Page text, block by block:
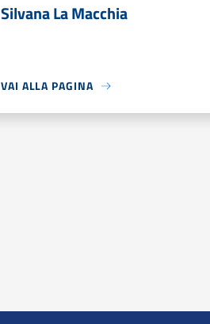
Silvana La Macchia
VAI ALLA PAGINA